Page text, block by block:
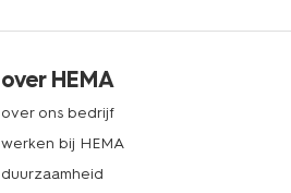
over HEMA
over ons bedrijf
werken bij HEMA
duurzaamheid